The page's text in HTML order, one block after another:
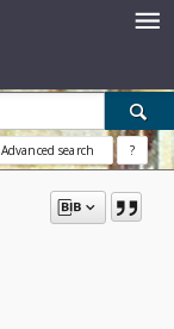
Advanced search ?